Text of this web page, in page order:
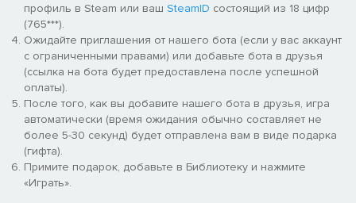
профиль в Steam или ваш SteamID состоящий из 18 цифр
(765***).
Ожидайте приглашения от нашего бота (если у вас аккаунт
с ограниченными правами) или добавьте бота в друзья
(ссылка на бота будет предоставлена после успешной
оплаты).
После того, как вы добавите нашего бота в друзья, игра
автоматически (время ожидания обычно составляет не
более 5-30 секунд) будет отправлена вам в виде подарка
(гифта).
Примите подарок, добавьте в Библиотеку и нажмите
«Играть».